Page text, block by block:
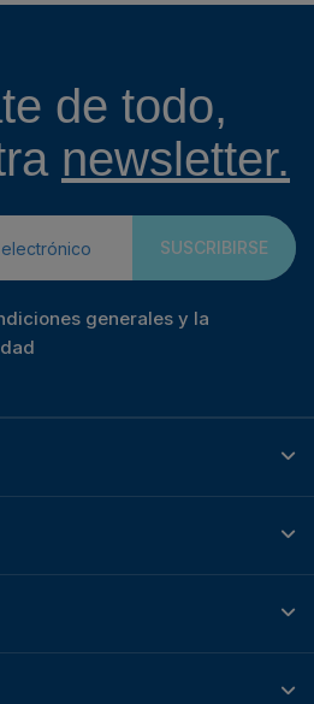
de todo,
newsletter.
SUSCRIBIRSE
generales y la